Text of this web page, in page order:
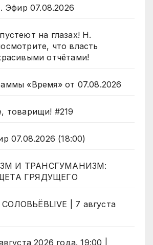
Эфир 07.08.2026
на глазах! Н.
что власть
отчётами!
«Время» от 07.08.2026
товарищи! #219
07.08.2026 (18:00)
И ТРАНСГУМАНИЗМ:
ГРЯДУЩЕГО
СОЛОВЬЁВLIVE | 7 августа
2026 года. 19:00 |